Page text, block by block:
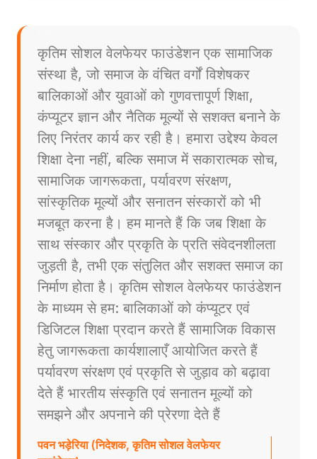
कृतिम सोशल वेलफेयर फाउंडेशन एक सामाजिक
संस्था है, जो समाज के वंचित वर्गों विशेषकर
बालिकाओं और युवाओं को गुणवत्तापूर्ण शिक्षा,
कंप्यूटर ज्ञान और नैतिक मूल्यों से सशक्त बनाने के
लिए निरंतर कार्य कर रही है। हमारा उद्देश्य केवल
शिक्षा देना नहीं, बल्कि समाज में सकारात्मक सोच,
सामाजिक जागरूकता, पर्यावरण संरक्षण,
सांस्कृतिक मूल्यों और सनातन संस्कारों को भी
मजबूत करना है। हम मानते हैं कि जब शिक्षा के
साथ संस्कार और प्रकृति के प्रति संवेदनशीलता
जुड़ती है, तभी एक संतुलित और सशक्त समाज का
निर्माण होता है। कृतिम सोशल वेलफेयर फाउंडेशन
के माध्यम से हम: बालिकाओं को कंप्यूटर एवं
डिजिटल शिक्षा प्रदान करते हैं सामाजिक विकास
हेतु जागरूकता कार्यशालाएँ आयोजित करते हैं
पर्यावरण संरक्षण एवं प्रकृति से जुड़ाव को बढ़ावा
देते हैं भारतीय संस्कृति एवं सनातन मूल्यों को
समझने और अपनाने की प्रेरणा देते हैं
पवन भड़ेरिया (निदेशक, कृतिम सोशल वेलफेयर